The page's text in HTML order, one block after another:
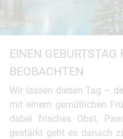
EINEN GEBURTSTAG
BEOBACHTEN
Wir lassen diesen Tag –
mit einem gemütlichen
dabei frisches Obst,
gestärkt geht es danach